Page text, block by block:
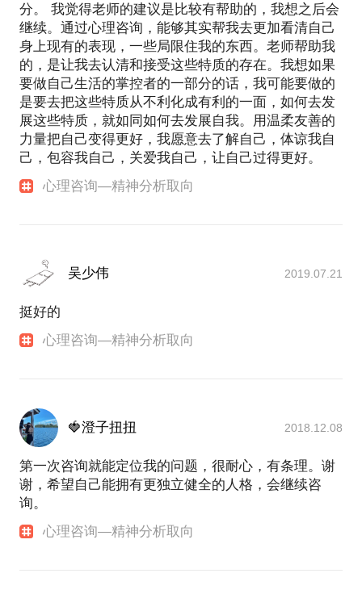
分。 我觉得老师的建议是比较有帮助的，我想之后会
继续。通过心理咨询，能够其实帮我去更加看清自己
身上现有的表现，一些局限住我的东西。老师帮助我
的，是让我去认清和接受这些特质的存在。我想如果
要做自己生活的掌控者的一部分的话，我可能要做的
是要去把这些特质从不利化成有利的一面，如何去发
展这些特质，就如同如何去发展自我。用温柔友善的
力量把自己变得更好，我愿意去了解自己，体谅我自
己，包容我自己，关爱我自己，让自己过得更好。
心理咨询—精神分析取向
吴少伟 2019.07.21
挺好的
心理咨询—精神分析取向
🍓澄子扭扭 2018.12.08
第一次咨询就能定位我的问题，很耐心，有条理。谢
谢，希望自己能拥有更独立健全的人格，会继续咨
询。
心理咨询—精神分析取向